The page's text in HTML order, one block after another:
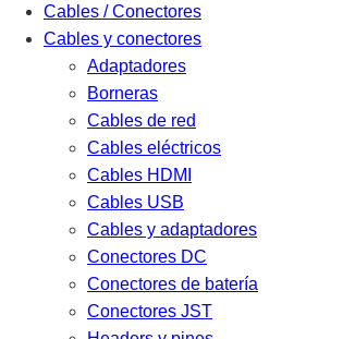
Cables / Conectores
Cables y conectores
Adaptadores
Borneras
Cables de red
Cables eléctricos
Cables HDMI
Cables USB
Cables y adaptadores
Conectores DC
Conectores de batería
Conectores JST